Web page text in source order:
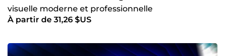
visuelle moderne et professionnelle
À partir de 31,26 $US